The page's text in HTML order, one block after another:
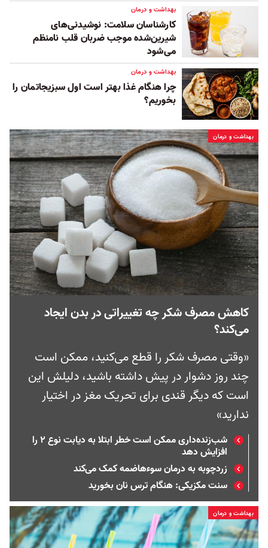
بهداشت و درمان
کارشناسان سلامت: نوشیدنی‌های
شیرین‌شده موجب ضربان قلب نامنظم
می‌شود
بهداشت و درمان
چرا هنگام غذا‌ بهتر است اول سبزیجاتمان را
بخوریم؟
بهداشت و درمان
کاهش مصرف شکر چه تغییراتی در بدن ایجاد
می‌کند؟
«وقتی مصرف شکر را قطع می‌کنید، ممکن است
چند روز دشوار در پیش داشته باشید، دلیلش این
است که دیگر قندی برای تحریک مغز در اختیار
ندارید»
شب‌زنده‌داری ممکن است خطر ابتلا به دیابت نوع ۲ را
افزایش دهد
زردچوبه به درمان سوءهاضمه کمک می‌کند
سنت مکزیکی: هنگام ترس نان بخورید
بهداشت و درمان